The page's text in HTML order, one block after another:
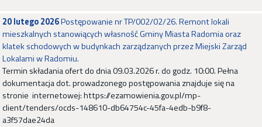
20 lutego 2026Postępowanie nr TP/002/02/26. Remont lokali
mieszkalnych stanowiących własność Gminy Miasta Radomia oraz
klatek schodowych w budynkach zarządzanych przez Miejski Zarząd
Lokalami w Radomiu.
Termin składania ofert do dnia 09.03.2026 r. do godz. 10:00. Pełna
dokumentacja dot. prowadzonego postępowania znajduje się na
stronie internetowej: https://ezamowienia.gov.pl/mp-
client/tenders/ocds-148610-db64754c-45fa-4edb-b9f8-
a3f57dae24da